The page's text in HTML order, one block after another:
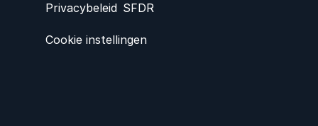
Privacybeleid SFDR
Cookie instellingen